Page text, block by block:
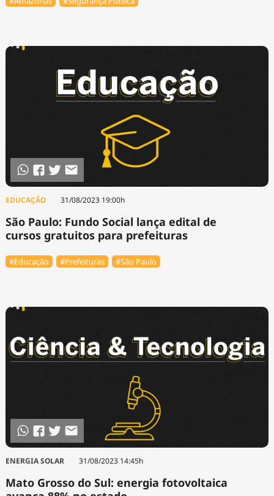
EDUCAÇÃO 31/08/2023 19:00h
São Paulo: Fundo Social lança edital de
cursos gratuitos para prefeituras
#Educação #Prefeituras #São Paulo
ENERGIA SOLAR 31/08/2023 14:45h
Mato Grosso do Sul: energia fotovoltaica